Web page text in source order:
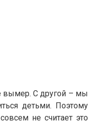
вымер. С другой – мы
детьми. Поэтому
не считает это